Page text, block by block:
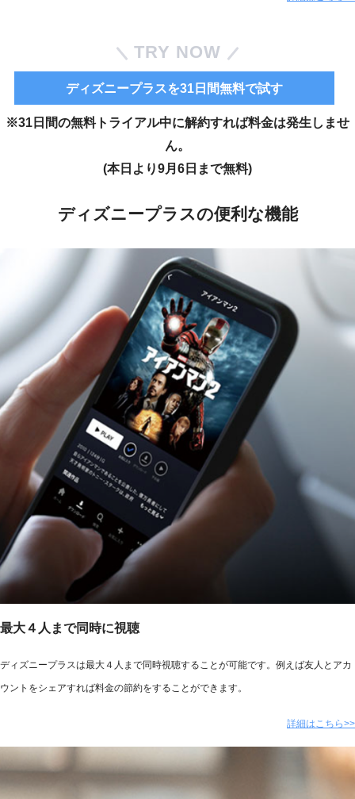
TRY NOW
ディズニープラスを31日間無料で試す
※31日間の無料トライアル中に解約すれば料金は発生しませ
ん。
(本日より9月6日まで無料)
ディズニープラスの便利な機能
最大４人まで同時に視聴
ディズニープラスは最大４人まで同時視聴することが可能です。例えば友人とアカ
ウントをシェアすれば料金の節約をすることができます。
詳細はこちら>>